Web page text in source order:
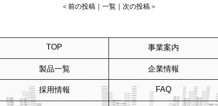
＜ 前の投稿 一覧 次の投稿 ＞
TOP 事業案内
製品一覧 企業情報
採用情報 FAQ